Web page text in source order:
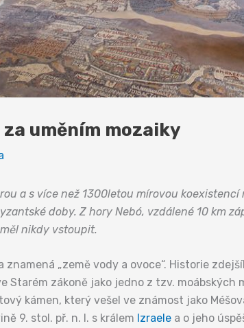
za uměním mozaiky
a s více než 1300letou mírovou
doby. Z hory Nebó, vzdálené 10 km
nikdy vstoupit.
znamená „země vody a ovoce“. Historie
Starém zákoně jako jedno z tzv. moábských
kámen, který vešel ve známost jako
9. stol. př. n. l. s králem Izraele a o jeho